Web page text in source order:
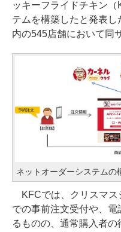
ッキーフライドチキン
テムを構築したと発表
内の545店舗において同
ネットオーダーシステムの
KFCでは、クリスマス
での事前注文受付や、
るものの、通常購入者